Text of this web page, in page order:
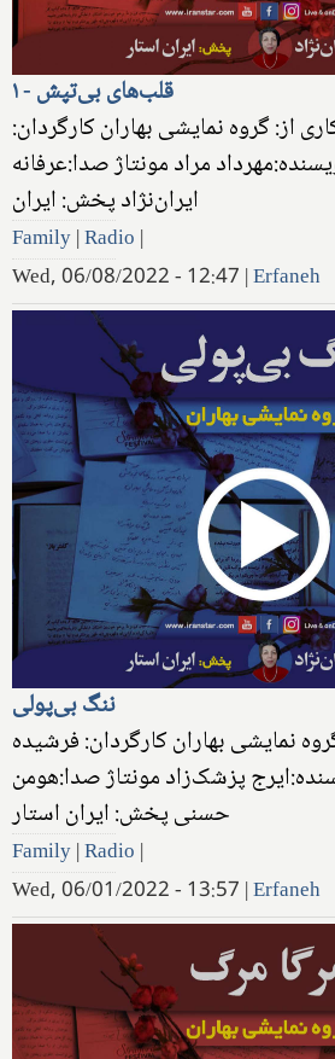
قلب‌های بی‌تپش - ۱
از: گروه نمایشی بهاران کارگردان:
مراد مونتاژ صدا:عرفانه
ایران‌نژاد پخش: ایران
Family|Radio |
Wed, 06/08/2022 - 12:47 |Erfaneh
ننگ بی‌پولی
نمایشی بهاران کارگردان: فرشیده
پزشک‌زاد مونتاژ صدا:هومن
حسنی پخش: ایران استار
Family|Radio |
Wed, 06/01/2022 - 13:57 |Erfaneh